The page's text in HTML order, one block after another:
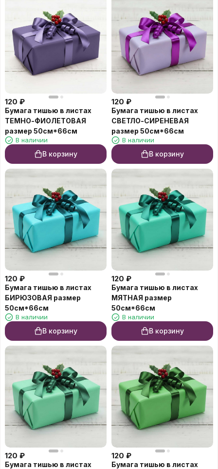
120 ₽
Бумага тишью в листах
ТЕМНО-ФИОЛЕТОВАЯ
размер 50см*66см
В наличии
В корзину
120 ₽
Бумага тишью в листах
СВЕТЛО-СИРЕНЕВАЯ
размер 50см*66см
В наличии
В корзину
120 ₽
Бумага тишью в листах
БИРЮЗОВАЯ размер
50см*66см
В наличии
В корзину
120 ₽
Бумага тишью в листах
МЯТНАЯ размер
50см*66см
В наличии
В корзину
120 ₽
Бумага тишью в листах
120 ₽
Бумага тишью в листах